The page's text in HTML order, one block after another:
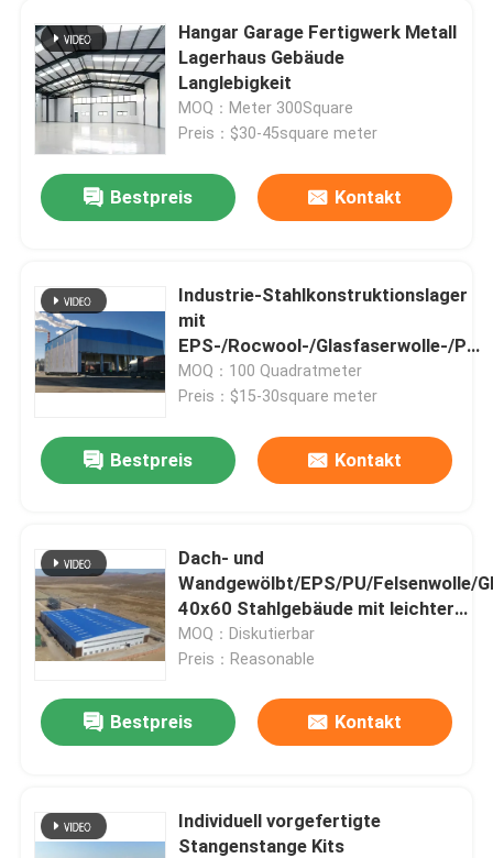
Hangar Garage Fertigwerk Metall
Lagerhaus Gebäude
Langlebigkeit
MOQ：Meter 300Square
Preis：$30-45square meter
Bestpreis Kontakt
Industrie-Stahlkonstruktionslager
mit
EPS-/Rocwool-/Glasfaserwolle-/PU-
Sandwichplattenverkleidung
MOQ：100 Quadratmeter
Preis：$15-30square meter
Bestpreis Kontakt
Dach- und
Wandgewölbt/EPS/PU/Felsenwolle/
40x60 Stahlgebäude mit leichter
Stahlstruktur für vorgefertigtes
MOQ：Diskutierbar
Preis：Reasonable
Bestpreis Kontakt
Individuell vorgefertigte
Stangenstange Kits